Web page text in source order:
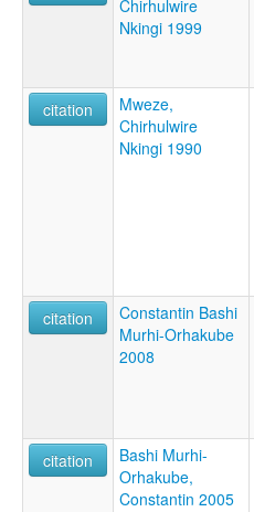
Chirhulwire
Nkingi 1999
citation
Mweze,
Chirhulwire
Nkingi 1990
citation
Constantin Bashi
Murhi-Orhakube
2008
citation
Bashi Murhi-
Orhakube,
Constantin 2005